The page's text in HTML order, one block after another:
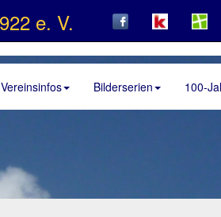
e. V.
Vereinsinfos Bilderserien 100-